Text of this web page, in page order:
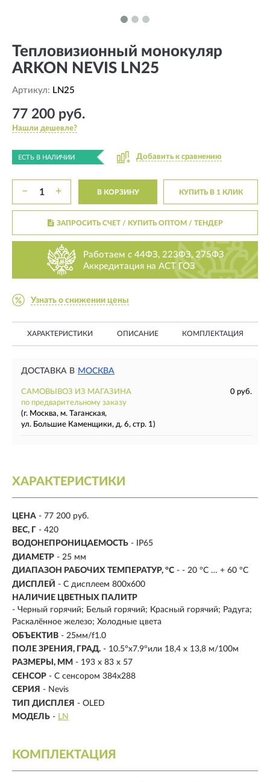
Тепловизионный монокуляр
ARKON NEVIS LN25
Артикул: LN25
77 200 руб.
Нашли дешевле?
ЕСТЬ В НАЛИЧИИ Добавить к сравнению
− + В КОРЗИНУ КУПИТЬ В 1 КЛИК
ЗАПРОСИТЬ СЧЕТ / КУПИТЬ ОПТОМ/ ТЕНДЕР
Работаем с 44ФЗ, 223ФЗ, 275ФЗ
Аккредитация на АСТ ГОЗ
Узнать о снижении цены
ХАРАКТЕРИСТИКИ ОПИСАНИЕ КОМПЛЕКТАЦИЯ
ДОСТАВКА В МОСКВА
САМОВЫВОЗ ИЗ МАГАЗИНА
0 руб.
по предварительному заказу
(г. Москва, м. Таганская,
ул. Большие Каменщики, д. 6, стр. 1)
ХАРАКТЕРИСТИКИ
ЦЕНА - 77 200 руб.
ВЕС, Г - 420
ВОДОНЕПРОНИЦАЕМОСТЬ - IP65
ДИАМЕТР - 25 мм
ДИАПАЗОН РАБОЧИХ ТЕМПЕРАТУР, °C - - 20 °C … + 60 °C
ДИСПЛЕЙ - С дисплеем 800х600
НАЛИЧИЕ ЦВЕТНЫХ ПАЛИТР
- Черный горячий; Белый горячий; Красный горячий; Радуга;
Раскалённое железо; Холодные цвета
ОБЪЕКТИВ - 25мм/f1.0
ПОЛЕ ЗРЕНИЯ, ГРАД. - 10.5°х7.9°или 18,4 х 13,8 м/100м
РАЗМЕРЫ, ММ - 193 x 83 x 57
СЕНСОР - С сенсором 384x288
СЕРИЯ - Nevis
ТИП ДИСПЛЕЯ - OLED
МОДЕЛЬ - LN
КОМПЛЕКТАЦИЯ